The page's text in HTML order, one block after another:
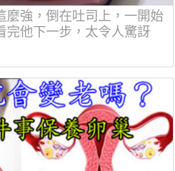
麼強，倒在吐司上，一開始
他下一步，太令人驚訝